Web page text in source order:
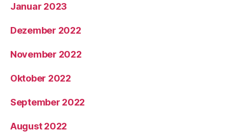
Januar 2023
Dezember 2022
November 2022
Oktober 2022
September 2022
August 2022